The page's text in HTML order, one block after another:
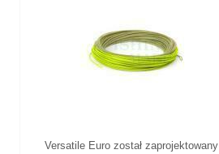
Versatile Euro został zaprojektowany